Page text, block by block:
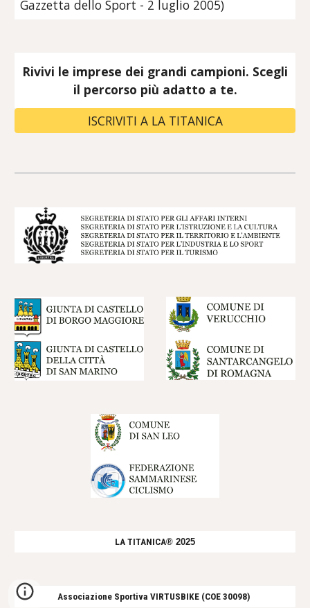
Gazzetta dello Sport - 2 luglio 2005)
Rivivi le imprese dei grandi campioni. Scegli
il percorso più adatto a te.
ISCRIVITI A LA TITANICA
LA TITANICA® 2025
Associazione Sportiva VIRTUSBIKE (COE 30098)